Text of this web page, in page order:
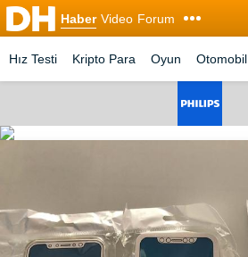
Haber Video Forum
Hız Testi Kripto Para Oyun Otomobil